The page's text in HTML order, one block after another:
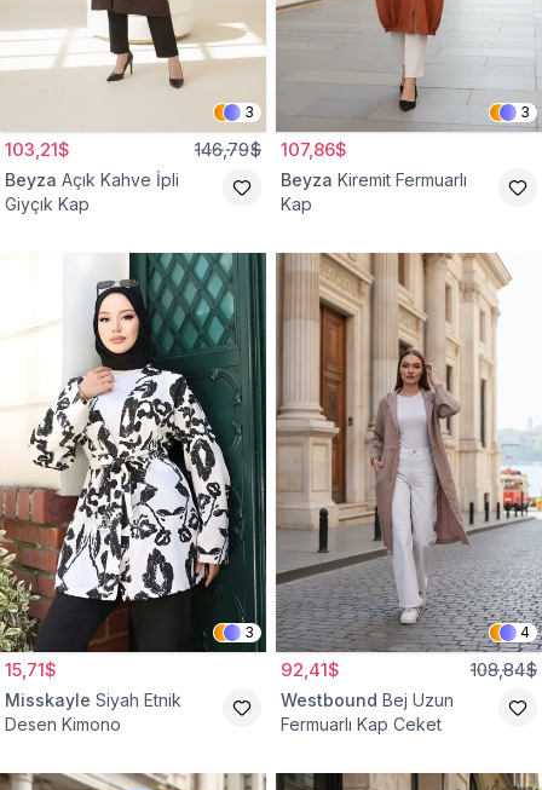
3
103,21$ 146,79$
Beyza Açık Kahve İpli
Giyçık Kap
3
107,86$
Beyza Kiremit Fermuarlı
Kap
3
15,71$
Misskayle Siyah Etnik
Desen Kimono
4
92,41$ 108,84$
Westbound Bej Uzun
Fermuarlı Kap Ceket